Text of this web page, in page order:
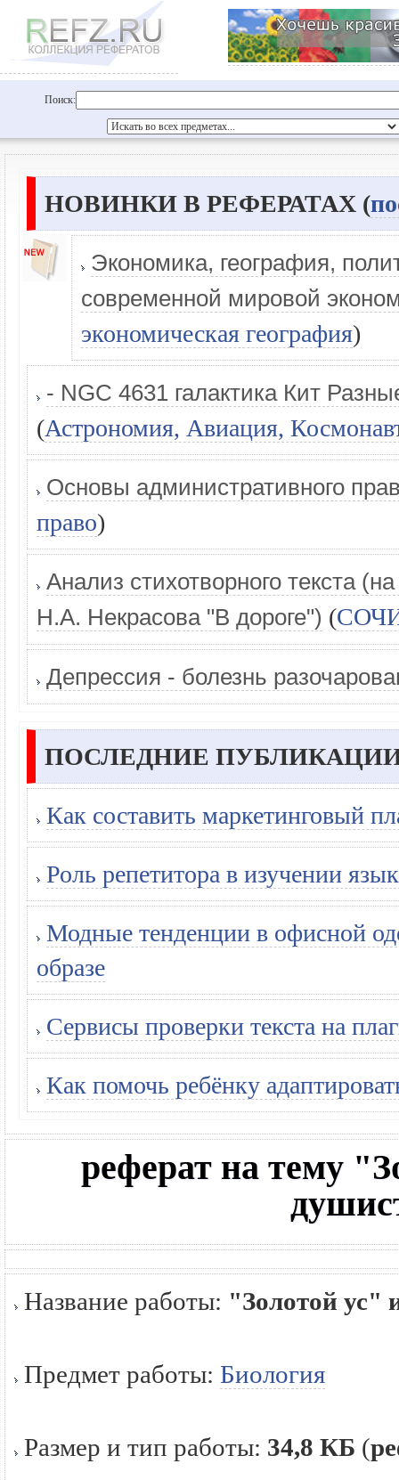
Поиск:
НОВИНКИ В РЕФЕРАТАХ (
Экономика, география,
современной мировой
экономическая география)
- NGC 4631 галактика Кит
(Астрономия, Авиация,
Основы административного
право)
Анализ стихотворного текста
Н.А. Некрасова "В дороге") (
Депрессия - болезнь
ПОСЛЕДНИЕ
Как составить маркетинговый
Роль репетитора в изучении
Модные тенденции в офисной
образе
Сервисы проверки текста на
Как помочь ребёнку
реферат на тему
Название работы: "Золотой ус"
Предмет работы: Биология
Размер и тип работы: 34,8 КБ (